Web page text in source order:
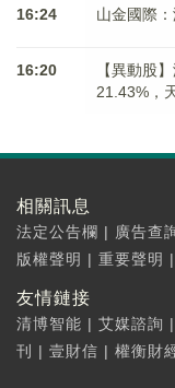
16:24 山金國際
16:20
【異動股
21.43%，
相關訊息
法定公告欄 | 廣告查
版權聲明 | 重要聲明 |
友情鏈接
清博智能 | 艾媒諮詢 |
刊
| 壹財信 | 權衡財